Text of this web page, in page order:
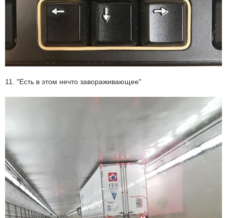
11. "Есть в этом нечто завораживающее"